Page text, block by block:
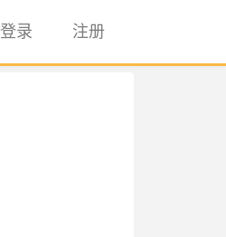
登录 注册